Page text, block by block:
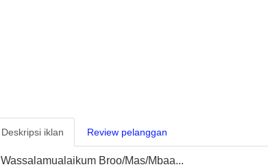
Deskripsi iklan Review pelanggan
Wassalamualaikum Broo/Mas/Mbaa...